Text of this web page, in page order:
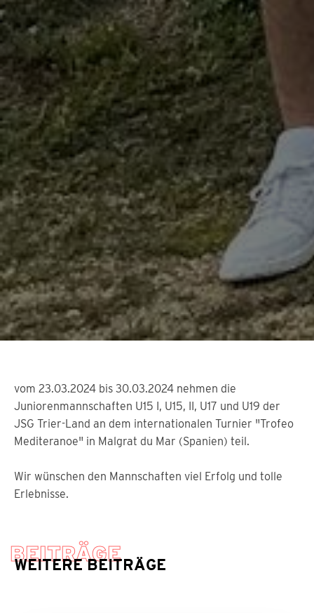
vom 23.03.2024 bis 30.03.2024 nehmen die
Juniorenmannschaften U15 I, U15, II, U17 und U19 der
JSG Trier-Land an dem internationalen Turnier "Trofeo
Mediteranoe" in Malgrat du Mar (Spanien) teil.
Wir wünschen den Mannschaften viel Erfolg und tolle
Erlebnisse.
WEITERE BEITRÄGE
BEITRÄGE